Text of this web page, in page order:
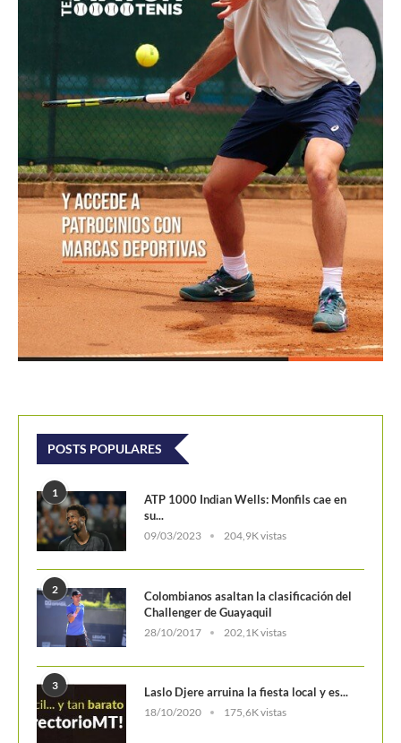
POSTS POPULARES
1
ATP 1000 Indian Wells: Monfils cae en
su...
09/03/2023 204,9K vistas
2
Colombianos asaltan la clasificación del
Challenger de Guayaquil
28/10/2017 202,1K vistas
3 Laslo Djere arruina la fiesta local y es...
18/10/2020 175,6K vistas